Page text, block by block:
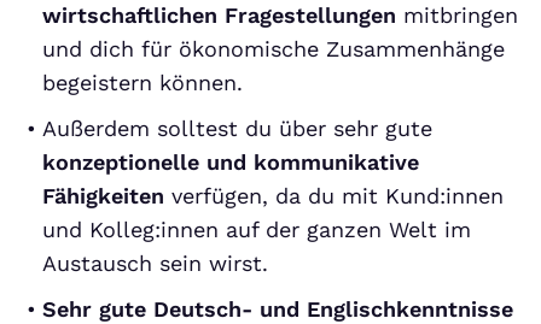
wirtschaftlichen Fragestellungen mitbringen
und dich für ökonomische Zusammenhänge
begeistern können.
Außerdem solltest du über sehr gute
konzeptionelle und kommunikative
Fähigkeiten verfügen, da du mit Kund:innen
und Kolleg:innen auf der ganzen Welt im
Austausch sein wirst.
Sehr gute Deutsch- und Englischkenntnisse